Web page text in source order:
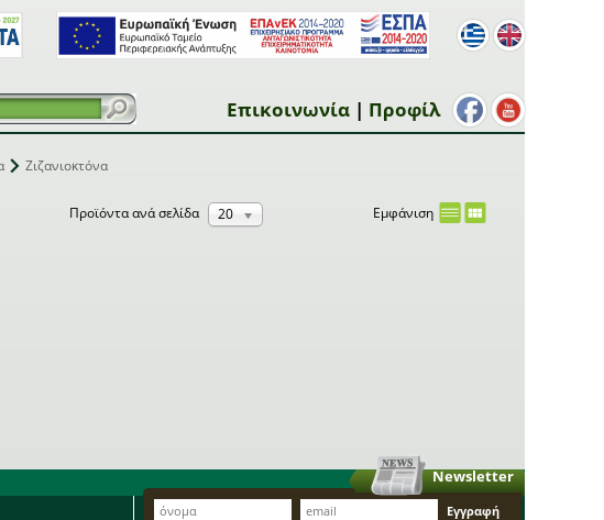
Επικοινωνία | Προφίλ
Ζιζανιοκτόνα
Εμφάνιση
Προϊόνταανά σελίδα 20
Newsletter